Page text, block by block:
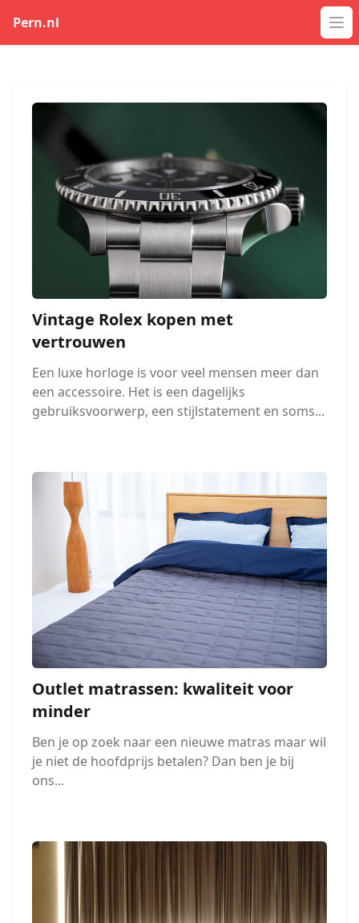
Pern.nl
Vintage Rolex kopen met
vertrouwen
Een luxe horloge is voor veel mensen meer dan
een accessoire. Het is een dagelijks
gebruiksvoorwerp, een stijlstatement en soms...
Outlet matrassen: kwaliteit voor
minder
Ben je op zoek naar een nieuwe matras maar wil
je niet de hoofdprijs betalen? Dan ben je bij
ons...